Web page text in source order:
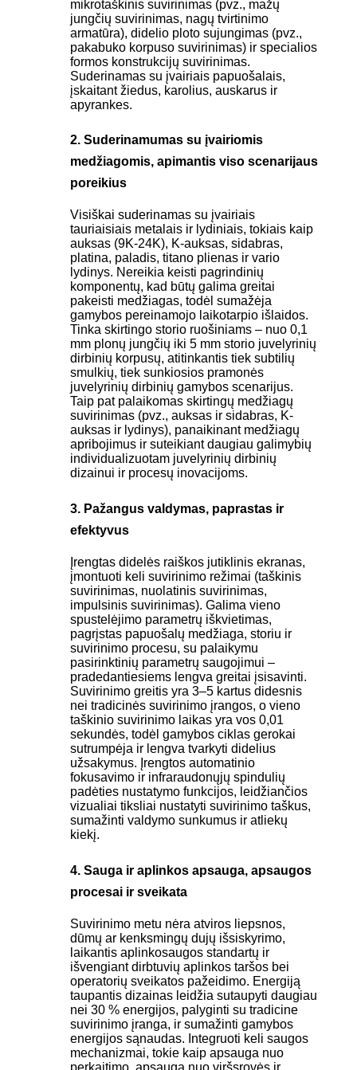
mikrotaškinis suvirinimas (pvz., mažų
jungčių suvirinimas, nagų tvirtinimo
armatūra), didelio ploto sujungimas (pvz.,
pakabuko korpuso suvirinimas) ir specialios
formos konstrukcijų suvirinimas.
Suderinamas su įvairiais papuošalais,
įskaitant žiedus, karolius, auskarus ir
apyrankes.
2. Suderinamumas su įvairiomis
medžiagomis, apimantis viso scenarijaus
poreikius
Visiškai suderinamas su įvairiais
tauriaisiais metalais ir lydiniais, tokiais kaip
auksas (9K-24K), K-auksas, sidabras,
platina, paladis, titano plienas ir vario
lydinys. Nereikia keisti pagrindinių
komponentų, kad būtų galima greitai
pakeisti medžiagas, todėl sumažėja
gamybos pereinamojo laikotarpio išlaidos.
Tinka skirtingo storio ruošiniams – nuo ​​0,1
mm plonų jungčių iki 5 mm storio juvelyrinių
dirbinių korpusų, atitinkantis tiek subtilių
smulkių, tiek sunkiosios pramonės
juvelyrinių dirbinių gamybos scenarijus.
Taip pat palaikomas skirtingų medžiagų
suvirinimas (pvz., auksas ir sidabras, K-
auksas ir lydinys), panaikinant medžiagų
apribojimus ir suteikiant daugiau galimybių
individualizuotam juvelyrinių dirbinių
dizainui ir procesų inovacijoms.
3. Pažangus valdymas, paprastas ir
efektyvus
Įrengtas didelės raiškos jutiklinis ekranas,
įmontuoti keli suvirinimo režimai (taškinis
suvirinimas, nuolatinis suvirinimas,
impulsinis suvirinimas). Galima vieno
spustelėjimo parametrų iškvietimas,
pagrįstas papuošalų medžiaga, storiu ir
suvirinimo procesu, su palaikymu
pasirinktinių parametrų saugojimui –
pradedantiesiems lengva greitai įsisavinti.
Suvirinimo greitis yra 3–5 kartus didesnis
nei tradicinės suvirinimo įrangos, o vieno
taškinio suvirinimo laikas yra vos 0,01
sekundės, todėl gamybos ciklas gerokai
sutrumpėja ir lengva tvarkyti didelius
užsakymus. Įrengtos automatinio
fokusavimo ir infraraudonųjų spindulių
padėties nustatymo funkcijos, leidžiančios
vizualiai tiksliai nustatyti suvirinimo taškus,
sumažinti valdymo sunkumus ir atliekų
kiekį.
4. Sauga ir aplinkos apsauga, apsaugos
procesai ir sveikata
Suvirinimo metu nėra atviros liepsnos,
dūmų ar kenksmingų dujų išsiskyrimo,
laikantis aplinkosaugos standartų ir
išvengiant dirbtuvių aplinkos taršos bei
operatorių sveikatos pažeidimo. Energiją
taupantis dizainas leidžia sutaupyti daugiau
nei 30 % energijos, palyginti su tradicine
suvirinimo įranga, ir sumažinti gamybos
energijos sąnaudas. Integruoti keli saugos
mechanizmai, tokie kaip apsauga nuo
perkaitimo, apsauga nuo viršsrovės ir